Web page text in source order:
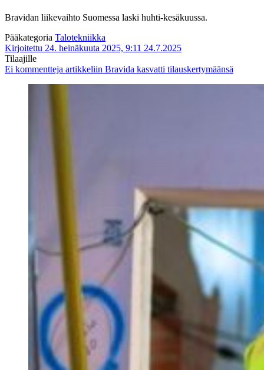
Bravidan liikevaihto Suomessa laski huhti-kesäkuussa.
Pääkategoria Talotekniikka
Kirjoitettu 24. heinäkuuta 2025, 9:11 24.7.2025
Tilaajille
Ei kommentteja artikkeliin Bravida kasvatti tilauskertymäänsä